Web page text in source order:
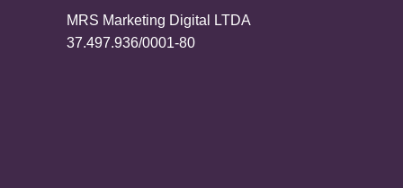
MRS Marketing Digital LTDA
37.497.936/0001-80